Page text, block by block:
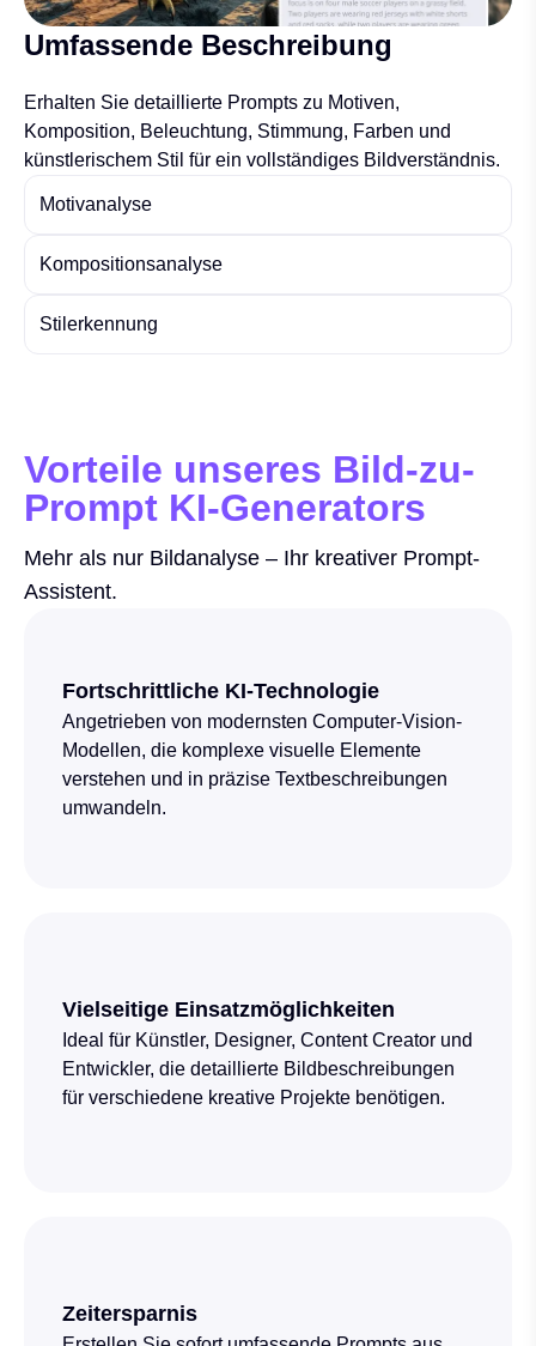
Umfassende Beschreibung
Erhalten Sie detaillierte Prompts zu Motiven,
Komposition, Beleuchtung, Stimmung, Farben und
künstlerischem Stil für ein vollständiges Bildverständnis.
Motivanalyse
Kompositionsanalyse
Stilerkennung
Vorteile unseres Bild-zu-
Prompt KI-Generators
Mehr als nur Bildanalyse – Ihr kreativer Prompt-
Assistent.
Fortschrittliche KI-Technologie
Angetrieben von modernsten Computer-Vision-
Modellen, die komplexe visuelle Elemente
verstehen und in präzise Textbeschreibungen
umwandeln.
Vielseitige Einsatzmöglichkeiten
Ideal für Künstler, Designer, Content Creator und
Entwickler, die detaillierte Bildbeschreibungen
für verschiedene kreative Projekte benötigen.
Zeitersparnis